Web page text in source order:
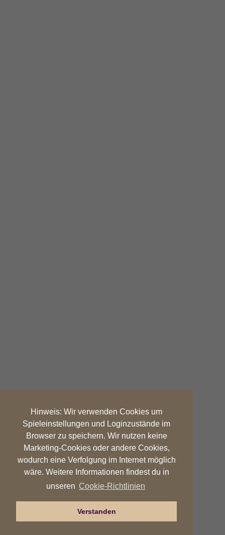
Hinweis: Wir verwenden Cookies um
Spieleinstellungen und Loginzustände im
Browser zu speichern. Wir nutzen keine
Marketing-Cookies oder andere Cookies,
wodurch eine Verfolgung im Internet möglich
wäre. Weitere Informationen findest du in
unseren Cookie-Richtlinien
Verstanden